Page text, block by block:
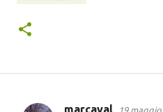
marcaval 19